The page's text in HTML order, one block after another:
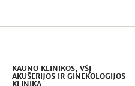
KAUNO KLINIKOS, VŠĮ
AKUŠERIJOS IR GINEKOLOGIJOS